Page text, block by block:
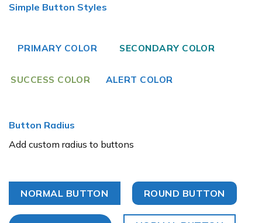
Simple Button Styles
PRIMARY COLOR SECONDARY COLOR
SUCCESS COLOR ALERT COLOR
Button Radius
Add custom radius to buttons
NORMAL BUTTON ROUND BUTTON